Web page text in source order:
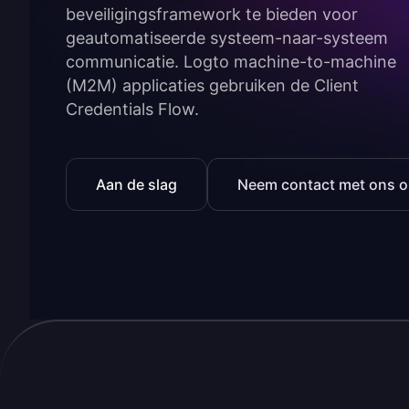
beveiligingsframework te bieden voor
geautomatiseerde systeem-naar-systeem
communicatie. Logto machine-to-machine
(M2M) applicaties gebruiken de Client
Credentials Flow.
Aan de slag Neem contact met ons